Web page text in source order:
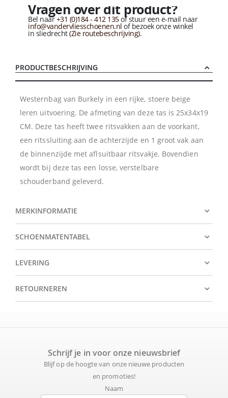
Vragen over dit product?
Bel naar+31 (0)184 - 412 135of stuur een e-mail naar
info@vandervliesschoenen.nl of bezoek onze winkel
in sliedrecht(Zie routebeschrijving).
PRODUCTBESCHRIJVING
Westernbag van Burkely in een rijke, stoere beige
leren uitvoering. De afmeting van deze tas is 25x34x19
CM. Deze tas heeft twee ritsvakken aan de voorkant,
een ritssluiting aan de achterzijde en 1 groot vak aan
de binnenzijde met aflsuitbaar ritsvakje. Bovendien
wordt bij deze tas een losse, verstelbare
schouderband geleverd.
MERKINFORMATIE
SCHOENMATENTABEL
LEVERING
RETOURNEREN
Schrijf je in voor onze nieuwsbrief
Blijf op de hoogte van onze nieuwe producten
en promoties!
Naam